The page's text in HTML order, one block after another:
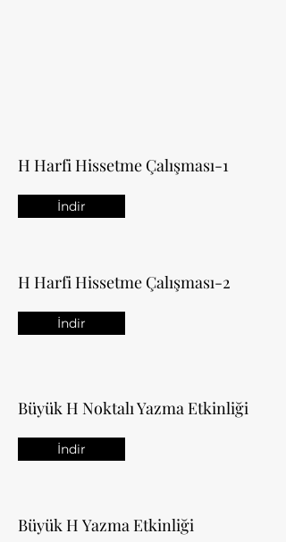
H Harfi Hissetme Çalışması-1
İndir
H Harfi Hissetme Çalışması-2
İndir
Büyük H Noktalı Yazma Etkinliği
İndir
Büyük H Yazma Etkinliği